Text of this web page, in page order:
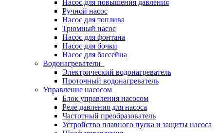
Насос для повышения давления
Ручной насос
Насос для топлива
Трюмный насос
Насос для фонтана
Насос для бочки
Насос для бассейна
Водонагреватели
Электрический водонагреватель
Проточный водонагреватель
Управление насосом
Блок управления насосом
Реле давления для насоса
Частотный преобразователь
Устройство плавного пуска и защиты насоса